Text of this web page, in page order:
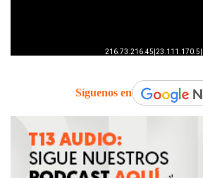
Síguenos en